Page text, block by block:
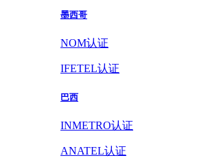
墨西哥
NOM认证
IFETEL认证
巴西
INMETRO认证
ANATEL认证